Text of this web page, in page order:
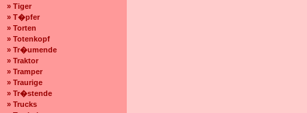
» Tiger
» T�pfer
» Torten
» Totenkopf
» Tr�umende
» Traktor
» Tramper
» Traurige
» Tr�stende
» Trucks